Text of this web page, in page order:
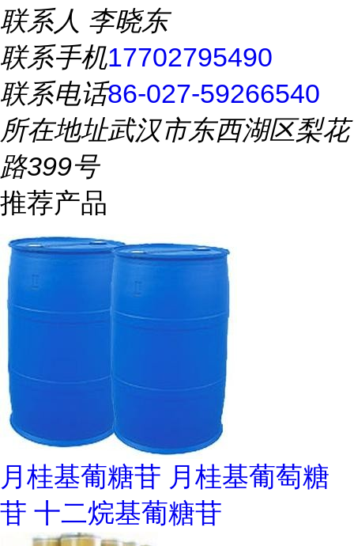
联系人 李晓东
联系手机17702795490
联系电话86-027-59266540
所在地址武汉市东西湖区梨花
路399号
推荐产品
月桂基葡糖苷 月桂基葡萄糖
苷 十二烷基葡糖苷